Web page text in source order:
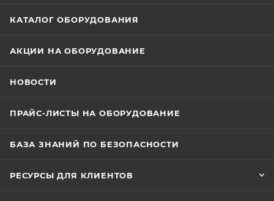
КАТАЛОГ ОБОРУДОВАНИЯ
АКЦИИ НА ОБОРУДОВАНИЕ
НОВОСТИ
ПРАЙС-ЛИСТЫ НА ОБОРУДОВАНИЕ
БАЗА ЗНАНИЙ ПО БЕЗОПАСНОСТИ
РЕСУРСЫ ДЛЯ КЛИЕНТОВ